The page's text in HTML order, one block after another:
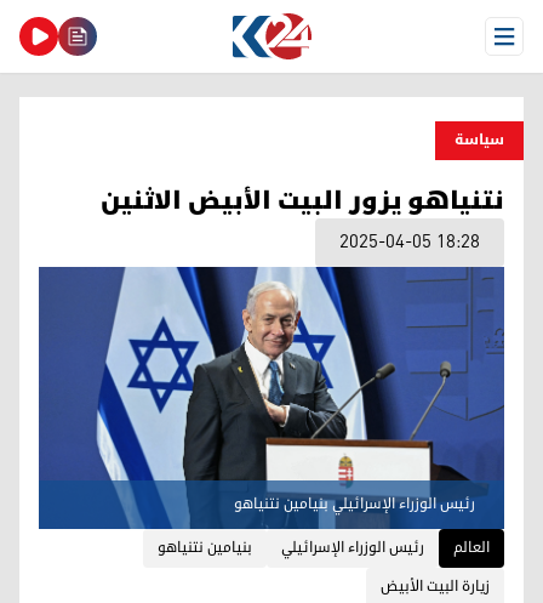
Open Menu
سیاسة
نتنياهو يزور البيت الأبيض الاثنين
2025-04-05 18:28
رئيس الوزراء الإسرائيلي بنيامين نتنياهو
العالم
رئيس الوزراء الإسرائيلي
بنيامين نتنياهو
زيارة البيت الأبيض